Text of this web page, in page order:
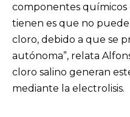
componentes químicos
tienen es que no
cloro, debido a que se
autónoma”, relata
cloro salino generan
mediante la electrolisis.